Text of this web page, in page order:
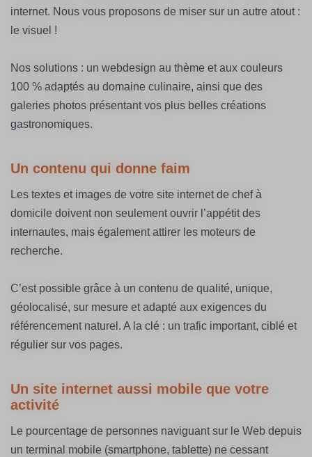
internet. Nous vous proposons de miser sur un autre atout :
le visuel !
Nos solutions : un webdesign au thème et aux couleurs
100 % adaptés au domaine culinaire, ainsi que des
galeries photos présentant vos plus belles créations
gastronomiques.
Un contenu qui donne faim
Les textes et images de votre site internet de chef à
domicile doivent non seulement ouvrir l’appétit des
internautes, mais également attirer les moteurs de
recherche.
C’est possible grâce à un contenu de qualité, unique,
géolocalisé, sur mesure et adapté aux exigences du
référencement naturel. A la clé : un trafic important, ciblé et
régulier sur vos pages.
Un site internet aussi mobile que votre
activité
Le pourcentage de personnes naviguant sur le Web depuis
un terminal mobile (smartphone, tablette) ne cessant